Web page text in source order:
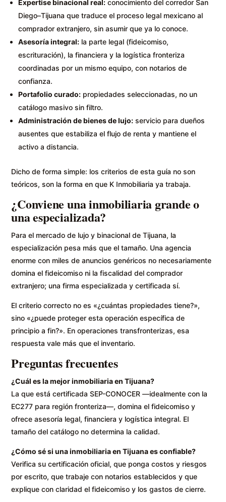
Expertise binacional real: conocimiento del corredor San
Diego–Tijuana que traduce el proceso legal mexicano al
comprador extranjero, sin asumir que ya lo conoce.
Asesoría integral: la parte legal (fideicomiso,
escrituración), la financiera y la logística fronteriza
coordinadas por un mismo equipo, con notarios de
confianza.
Portafolio curado: propiedades seleccionadas, no un
catálogo masivo sin filtro.
Administración de bienes de lujo: servicio para dueños
ausentes que estabiliza el flujo de renta y mantiene el
activo a distancia.
Dicho de forma simple: los criterios de esta guía no son
teóricos, son la forma en que K Inmobiliaria ya trabaja.
¿Conviene una inmobiliaria grande o
una especializada?
Para el mercado de lujo y binacional de Tijuana, la
especialización pesa más que el tamaño. Una agencia
enorme con miles de anuncios genéricos no necesariamente
domina el fideicomiso ni la fiscalidad del comprador
extranjero; una firma especializada y certificada sí.
El criterio correcto no es «¿cuántas propiedades tiene?»,
sino «¿puede proteger esta operación específica de
principio a fin?». En operaciones transfronterizas, esa
respuesta vale más que el inventario.
Preguntas frecuentes
¿Cuál es la mejor inmobiliaria en Tijuana?
La que está certificada SEP-CONOCER —idealmente con la
EC277 para región fronteriza—, domina el fideicomiso y
ofrece asesoría legal, financiera y logística integral. El
tamaño del catálogo no determina la calidad.
¿Cómo sé si una inmobiliaria en Tijuana es confiable?
Verifica su certificación oficial, que ponga costos y riesgos
por escrito, que trabaje con notarios establecidos y que
explique con claridad el fideicomiso y los gastos de cierre.